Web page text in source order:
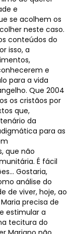
e
se acolhem os
neste caso.
conteúdos do
isso, a
e
para a vida
Que 2004
os cristãos por
que,
da
para as
que não
É fácil
Gostaria,
análise do
de viver, hoje, ao
precisa de
estimular a
tecitura do